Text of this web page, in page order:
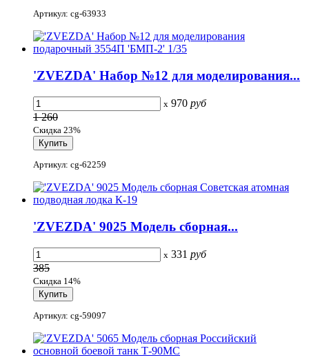
Артикул: cg-63933
'ZVEZDA' Набор №12 для моделирования...
x 970 руб
1 260
Скидка 23%
Артикул: cg-62259
'ZVEZDA' 9025 Модель сборная...
x 331 руб
385
Скидка 14%
Артикул: cg-59097